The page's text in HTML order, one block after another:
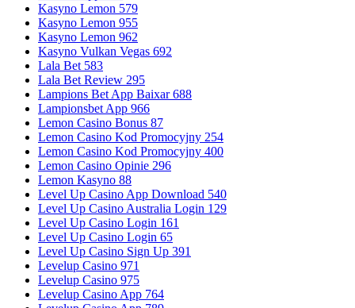
Kasyno Lemon 579
Kasyno Lemon 955
Kasyno Lemon 962
Kasyno Vulkan Vegas 692
Lala Bet 583
Lala Bet Review 295
Lampions Bet App Baixar 688
Lampionsbet App 966
Lemon Casino Bonus 87
Lemon Casino Kod Promocyjny 254
Lemon Casino Kod Promocyjny 400
Lemon Casino Opinie 296
Lemon Kasyno 88
Level Up Casino App Download 540
Level Up Casino Australia Login 129
Level Up Casino Login 161
Level Up Casino Login 65
Level Up Casino Sign Up 391
Levelup Casino 971
Levelup Casino 975
Levelup Casino App 764